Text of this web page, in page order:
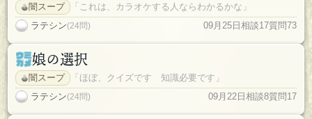
闇スープ
「これは、カラオケする人ならわかるかな」
ラテシン(24問) 09月25日 相談17質問73
娘の選択
闇スープ
「ほぼ、クイズです 知識必要です」
ラテシン(24問) 09月22日 相談8質問17